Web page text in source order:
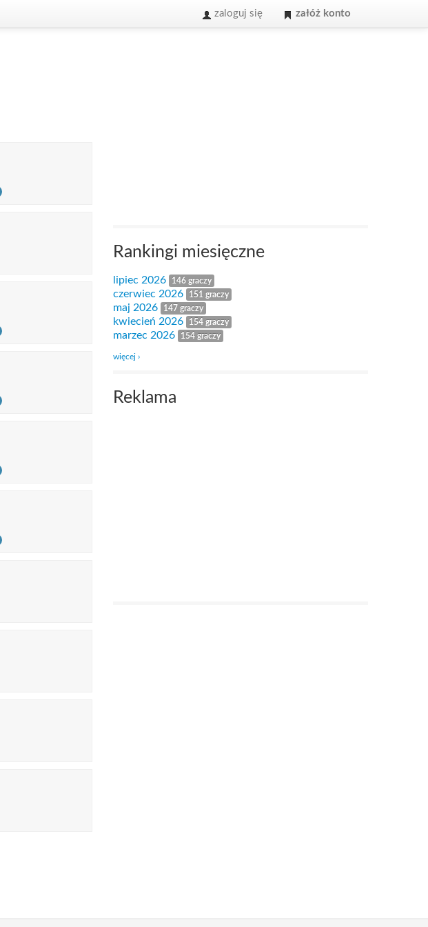
zaloguj się załóż konto
Rankingi miesięczne
lipiec 2026 146 graczy
czerwiec 2026 151 graczy
maj 2026 147 graczy
kwiecień 2026 154 graczy
marzec 2026 154 graczy
więcej ›
Reklama